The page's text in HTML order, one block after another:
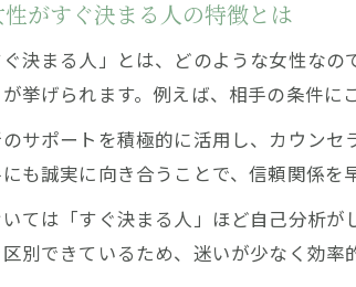
短期
蕨市で
結婚
地元
相談
すぐ
がすぐ決まる人の特徴とは
決まる人」とは、どのような女性な
挙げられます。例えば、相手の条件に
サポートを積極的に活用し、カウン
も誠実に向き合うことで、信頼関係を
ては「すぐ決まる人」ほど自己分析
別できているため、迷いが少なく効率